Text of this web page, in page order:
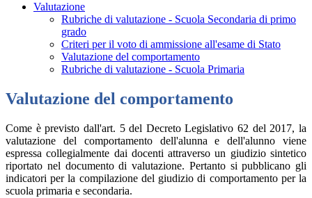
Valutazione
Rubriche di valutazione - Scuola Secondaria di primo
grado
Criteri per il voto di ammissione all'esame di Stato
Valutazione del comportamento
Rubriche di valutazione - Scuola Primaria
Valutazione del comportamento
Come è previsto dall'art. 5 del Decreto Legislativo 62 del 2017, la
valutazione del comportamento dell'alunna e dell'alunno viene
espressa collegialmente dai docenti attraverso un giudizio sintetico
riportato nel documento di valutazione. Pertanto si pubblicano gli
indicatori per la compilazione del giudizio di comportamento per la
scuola primaria e secondaria.